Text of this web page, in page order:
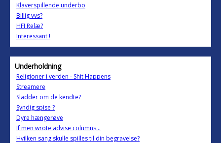
Klaverspillende underbo
Billig vvs?
HFI Relæ?
Interessant !
Underholdning
Religioner i verden - Shit Happens
Streamere
Sladder om de kendte?
Syndig spise ?
Dyre hængerøve
If men wrote advise columns...
Hvilken sang skulle spilles til din begravelse?